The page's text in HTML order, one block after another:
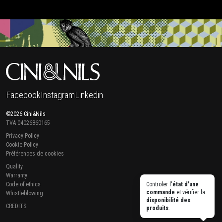
Controler l'état d'une
commande et vérifier la
disponibilité des
produits.
FacebookInstagramLinkedin
©2026 Cini&Nils
TVA 04026860165
Privacy Policy
Cookie Policy
Préférences de cookies
Quality
Warranty
Code of ethics
Whistleblowing
CREDITS